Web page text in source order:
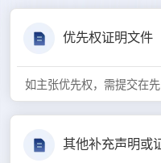
优先权证明文件
如主张优先权，需提交在
其他补充声明或